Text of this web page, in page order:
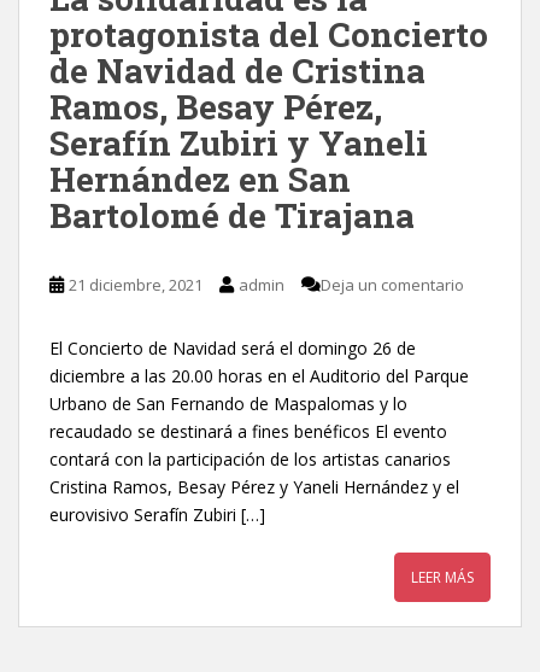
protagonista del Concierto
de Navidad de Cristina
Ramos, Besay Pérez,
Serafín Zubiri y Yaneli
Hernández en San
Bartolomé de Tirajana
21 diciembre, 2021 admin Deja un comentario
El Concierto de Navidad será el domingo 26 de
diciembre a las 20.00 horas en el Auditorio del Parque
Urbano de San Fernando de Maspalomas y lo
recaudado se destinará a fines benéficos El evento
contará con la participación de los artistas canarios
Cristina Ramos, Besay Pérez y Yaneli Hernández y el
eurovisivo Serafín Zubiri […]
LEER MÁS